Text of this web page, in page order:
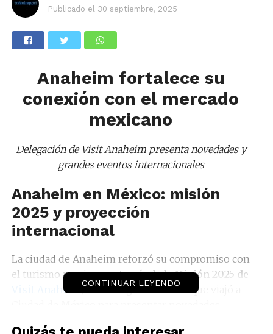
Publicado el 30 septiembre, 2025
Anaheim fortalece su
conexión con el mercado
mexicano
Delegación de Visit Anaheim presenta novedades y
grandes eventos internacionales
Anaheim en México: misión
2025 y proyección
internacional
La ciudad de Anaheim reforzó su compromiso con
el turismo mexicano a través de laMisión 2025 de
Visit Anaheim , una delegación oficial que viajó a
CONTINUAR LEYENDO